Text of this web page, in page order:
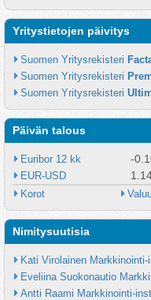
Yritystietojen päivitys
Suomen Yritysrekisteri
Suomen Yritysrekisteri
Suomen Yritysrekisteri
Päivän talous
Euribor 12 kk -
EUR-USD
Korot
Nimitysuutisia
Kati Virolainen
Eveliina Suokonautio
Antti Raami Markkinointi-